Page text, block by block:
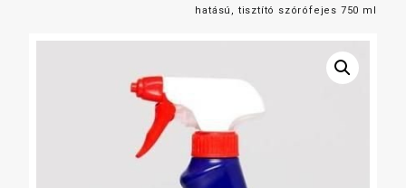
hatású, tisztító szórófejes 750 ml